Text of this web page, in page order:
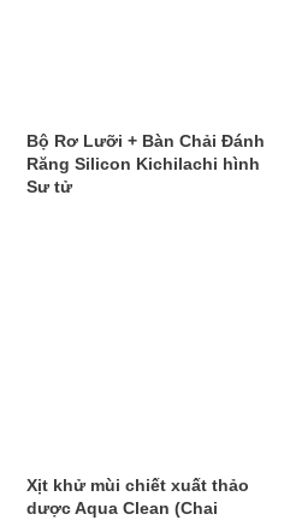
Bộ Rơ Lưỡi + Bàn Chải Đánh
Răng Silicon Kichilachi hình
Sư tử
Xịt khử mùi chiết xuất thảo
dược Aqua Clean (Chai